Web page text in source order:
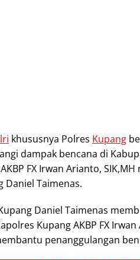
khususnya Polres Kupang
dampak bencana di
FX Irwan Arianto,
Daniel Taimenas.
Daniel Taimenas
Kupang AKBP FX
penanggulangan